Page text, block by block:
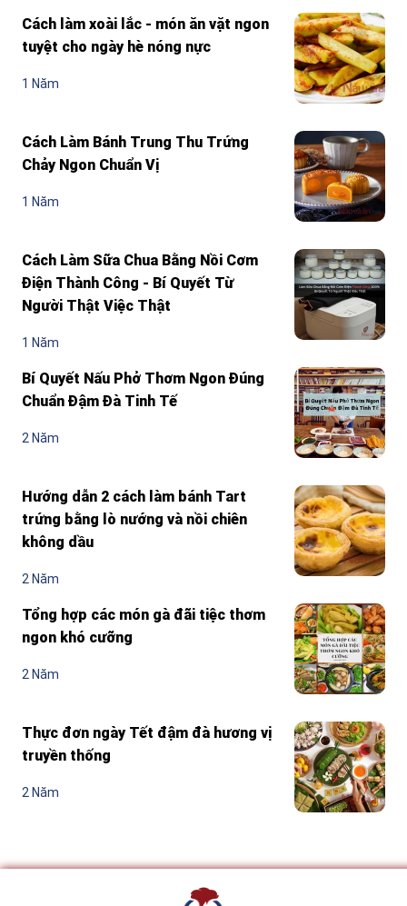
Cách làm xoài lắc - món ăn vặt ngon
tuyệt cho ngày hè nóng nực
1 Năm
Cách Làm Bánh Trung Thu Trứng
Chảy Ngon Chuẩn Vị
1 Năm
Cách Làm Sữa Chua Bằng Nồi Cơm
Điện Thành Công - Bí Quyết Từ
Người Thật Việc Thật
1 Năm
Bí Quyết Nấu Phở Thơm Ngon Đúng
Chuẩn Đậm Đà Tinh Tế
2 Năm
Hướng dẫn 2 cách làm bánh Tart
trứng bằng lò nướng và nồi chiên
không dầu
2 Năm
Tổng hợp các món gà đãi tiệc thơm
ngon khó cưỡng
2 Năm
Thực đơn ngày Tết đậm đà hương vị
truyền thống
2 Năm